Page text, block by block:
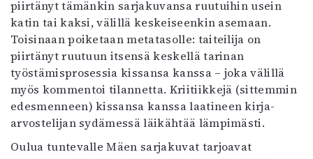
piirtänyt tämänkin sarjakuvansa ruutuihin usein
katin tai kaksi, välillä keskeiseenkin asemaan.
Toisinaan poiketaan metatasolle: taiteilija on
piirtänyt ruutuun itsensä keskellä tarinan
työstämisprosessia kissansa kanssa – joka välillä
myös kommentoi tilannetta. Kriitiikkejä (sittemmin
edesmenneen) kissansa kanssa laatineen kirja-
arvostelijan sydämessä läikähtää lämpimästi.
Oulua tuntevalle Mäen sarjakuvat tarjoavat